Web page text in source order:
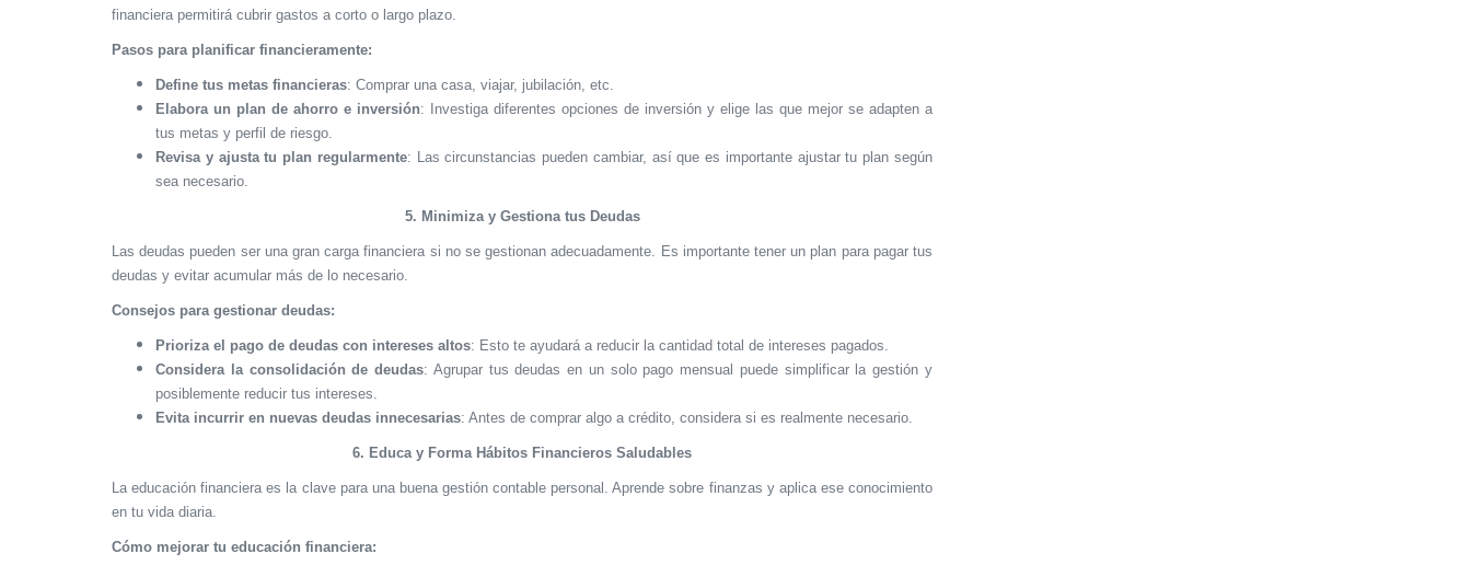
financiera permitirá cubrir gastos a corto o largo plazo.
Pasos para planificar financieramente:
Define tus metas financieras: Comprar una casa, viajar, jubilación, etc.
Elabora un plan de ahorro e inversión: Investiga diferentes opciones de inversión y elige las que mejor se adapten a
tus metas y perfil de riesgo.
Revisa y ajusta tu plan regularmente: Las circunstancias pueden cambiar, así que es importante ajustar tu plan según
sea necesario.
5. Minimiza y Gestiona tus Deudas
Las deudas pueden ser una gran carga financiera si no se gestionan adecuadamente. Es importante tener un plan para pagar tus
deudas y evitar acumular más de lo necesario.
Consejos para gestionar deudas:
Prioriza el pago de deudas con intereses altos: Esto te ayudará a reducir la cantidad total de intereses pagados.
Considera la consolidación de deudas: Agrupar tus deudas en un solo pago mensual puede simplificar la gestión y
posiblemente reducir tus intereses.
Evita incurrir en nuevas deudas innecesarias: Antes de comprar algo a crédito, considera si es realmente necesario.
6. Educa y Forma Hábitos Financieros Saludables
La educación financiera es la clave para una buena gestión contable personal. Aprende sobre finanzas y aplica ese conocimiento
en tu vida diaria.
Cómo mejorar tu educación financiera: